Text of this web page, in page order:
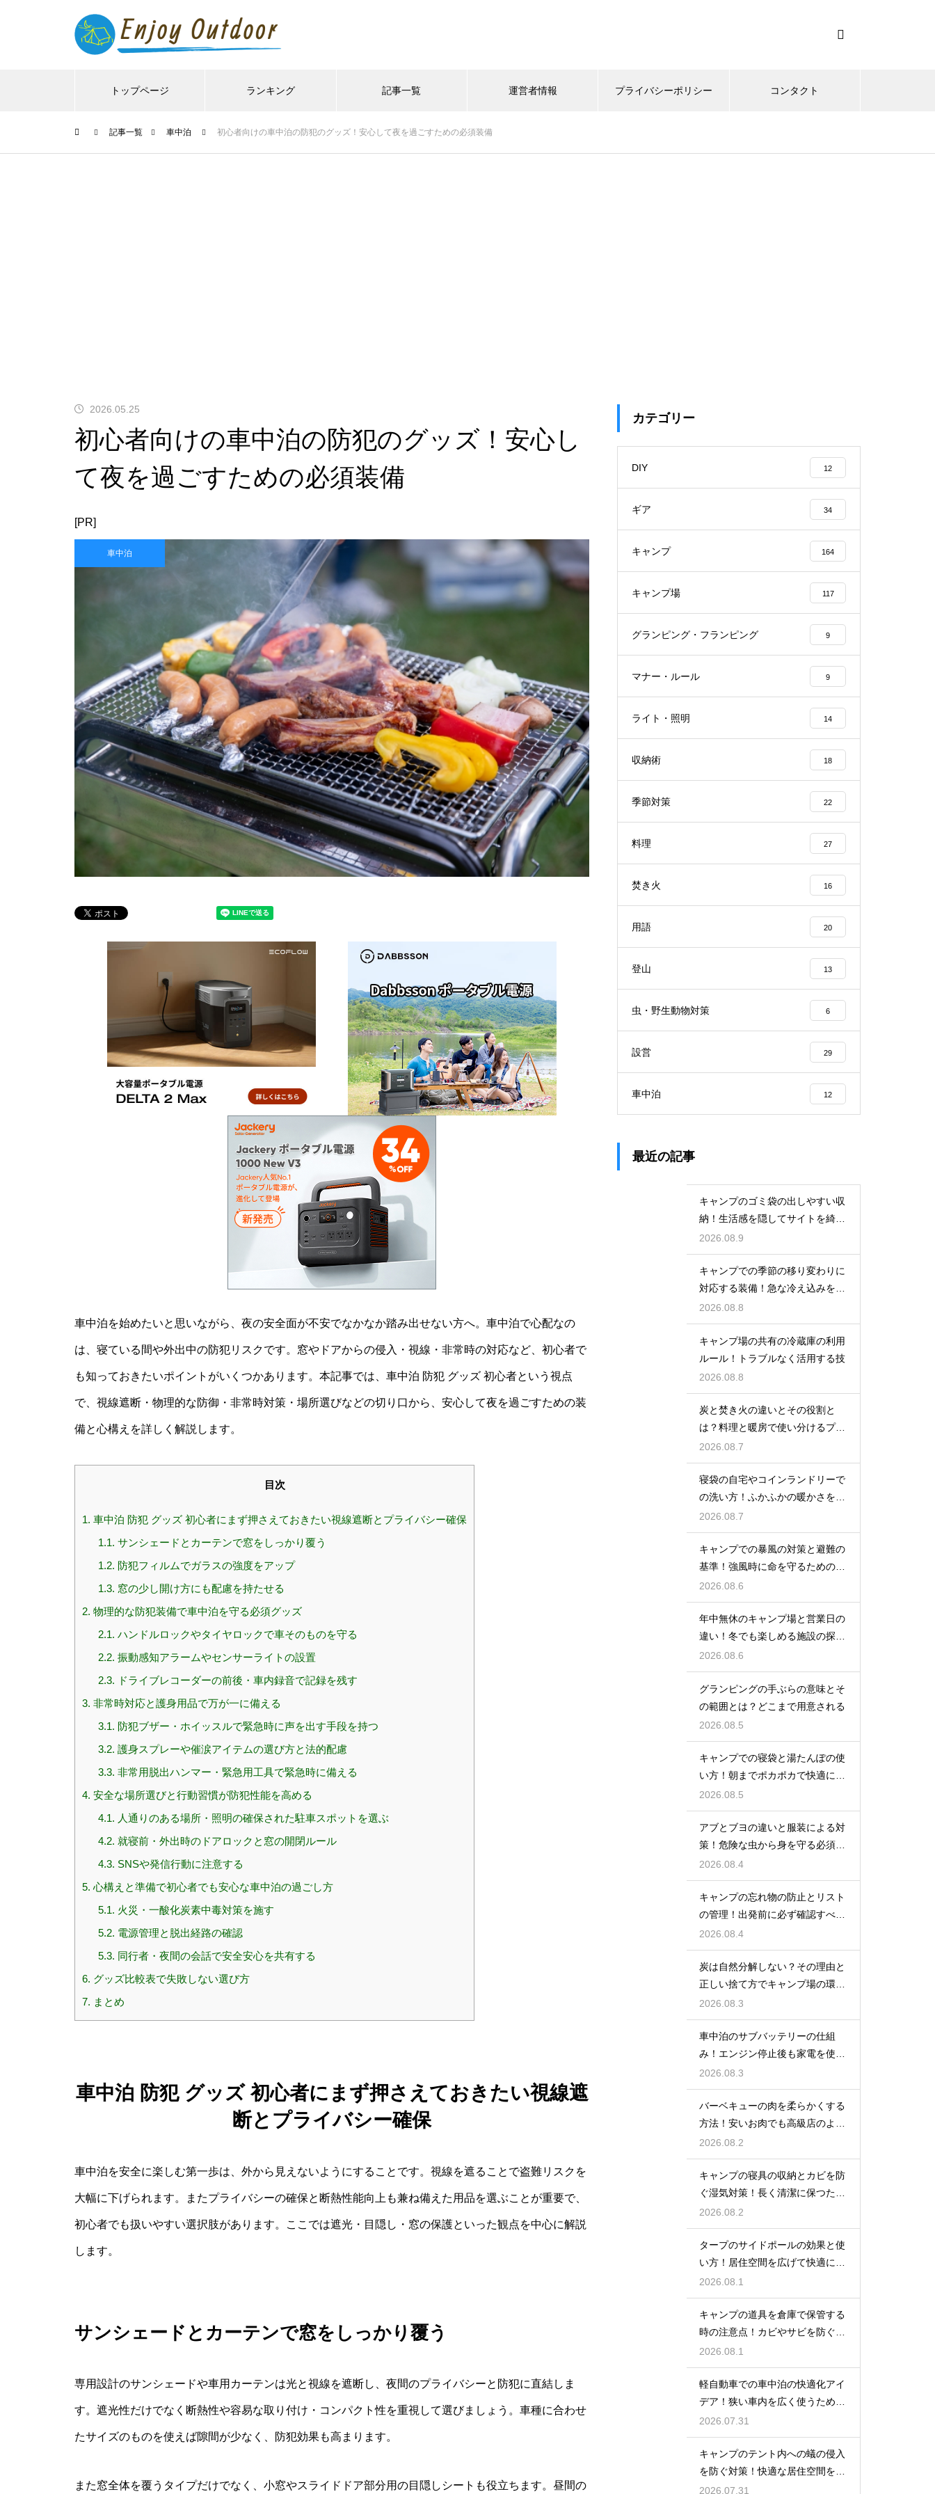
トップページ ランキング 記事一覧 運営者情報 プライバシーポリシー コンタクト
記事一覧 車中泊 初心者向けの車中泊の防犯のグッズ！安心して夜を過ごすための必須装備
2026.05.25
初心者向けの車中泊の防犯のグッズ！安心し
て夜を過ごすための必須装備
[PR]
車中泊
車中泊を始めたいと思いながら、夜の安全面が不安でなかなか踏み出せない方へ。車中泊で心配なの
は、寝ている間や外出中の防犯リスクです。窓やドアからの侵入・視線・非常時の対応など、初心者で
も知っておきたいポイントがいくつかあります。本記事では、車中泊 防犯 グッズ 初心者という視点
で、視線遮断・物理的な防御・非常時対策・場所選びなどの切り口から、安心して夜を過ごすための装
備と心構えを詳しく解説します。
目次
1. 車中泊 防犯 グッズ 初心者にまず押さえておきたい視線遮断とプライバシー確保
1.1. サンシェードとカーテンで窓をしっかり覆う
1.2. 防犯フィルムでガラスの強度をアップ
1.3. 窓の少し開け方にも配慮を持たせる
2. 物理的な防犯装備で車中泊を守る必須グッズ
2.1. ハンドルロックやタイヤロックで車そのものを守る
2.2. 振動感知アラームやセンサーライトの設置
2.3. ドライブレコーダーの前後・車内録音で記録を残す
3. 非常時対応と護身用品で万が一に備える
3.1. 防犯ブザー・ホイッスルで緊急時に声を出す手段を持つ
3.2. 護身スプレーや催涙アイテムの選び方と法的配慮
3.3. 非常用脱出ハンマー・緊急用工具で緊急時に備える
4. 安全な場所選びと行動習慣が防犯性能を高める
4.1. 人通りのある場所・照明の確保された駐車スポットを選ぶ
4.2. 就寝前・外出時のドアロックと窓の開閉ルール
4.3. SNSや発信行動に注意する
5. 心構えと準備で初心者でも安心な車中泊の過ごし方
5.1. 火災・一酸化炭素中毒対策を施す
5.2. 電源管理と脱出経路の確認
5.3. 同行者・夜間の会話で安全安心を共有する
6. グッズ比較表で失敗しない選び方
7. まとめ
車中泊 防犯 グッズ 初心者にまず押さえておきたい視線遮
断とプライバシー確保
車中泊を安全に楽しむ第一歩は、外から見えないようにすることです。視線を遮ることで盗難リスクを
大幅に下げられます。またプライバシーの確保と断熱性能向上も兼ね備えた用品を選ぶことが重要で、
初心者でも扱いやすい選択肢があります。ここでは遮光・目隠し・窓の保護といった観点を中心に解説
します。
サンシェードとカーテンで窓をしっかり覆う
専用設計のサンシェードや車用カーテンは光と視線を遮断し、夜間のプライバシーと防犯に直結しま
す。遮光性だけでなく断熱性や容易な取り付け・コンパクト性を重視して選びましょう。車種に合わせ
たサイズのものを使えば隙間が少なく、防犯効果も高まります。
また窓全体を覆うタイプだけでなく、小窓やスライドドア部分用の目隠しシートも役立ちます。昼間の
カテゴリー
DIY 12
ギア 34
キャンプ 164
キャンプ場 117
グランピング・フランピング 9
マナー・ルール 9
ライト・照明 14
収納術 18
季節対策 22
料理 27
焚き火 16
用語 20
登山 13
虫・野生動物対策 6
設営 29
車中泊 12
最近の記事
キャンプのゴミ袋の出しやすい収
納！生活感を隠してサイトを綺麗
に保つ
2026.08.9
キャンプでの季節の移り変わりに
対応する装備！急な冷え込みを乗
り切る
2026.08.8
キャンプ場の共有の冷蔵庫の利用
ルール！トラブルなく活用する技
2026.08.8
炭と焚き火の違いとその役割と
は？料理と暖房で使い分けるプロ
の技
2026.08.7
寝袋の自宅やコインランドリーで
の洗い方！ふかふかの暖かさを復
活させる
2026.08.7
キャンプでの暴風の対策と避難の
基準！強風時に命を守るための行
動
2026.08.6
年中無休のキャンプ場と営業日の
違い！冬でも楽しめる施設の探し
方
2026.08.6
グランピングの手ぶらの意味とそ
の範囲とは？どこまで用意される
2026.08.5
キャンプでの寝袋と湯たんぽの使
い方！朝までポカポカで快適に眠
る方法
2026.08.5
アブとブヨの違いと服装による対
策！危険な虫から身を守る必須知
識
2026.08.4
キャンプの忘れ物の防止とリスト
の管理！出発前に必ず確認すべき
持ち物
2026.08.4
炭は自然分解しない？その理由と
正しい捨て方でキャンプ場の環境
を守る
2026.08.3
車中泊のサブバッテリーの仕組
み！エンジン停止後も家電を使う
ための知識
2026.08.3
バーベキューの肉を柔らかくする
方法！安いお肉でも高級店のよう
に美味しく
2026.08.2
キャンプの寝具の収納とカビを防
ぐ湿気対策！長く清潔に保つため
の手入れ
2026.08.2
タープのサイドポールの効果と使
い方！居住空間を広げて快適に過
ごす技
2026.08.1
キャンプの道具を倉庫で保管する
時の注意点！カビやサビを防ぐお
手入れ
2026.08.1
軽自動車での車中泊の快適化アイ
デア！狭い車内を広く使うための
工夫
2026.07.31
キャンプのテント内への蟻の侵入
を防ぐ対策！快適な居住空間をキ
ープ
2026.07.31